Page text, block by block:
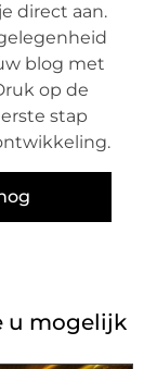
direct aan.
blog met
op de
stap
u mogelijk